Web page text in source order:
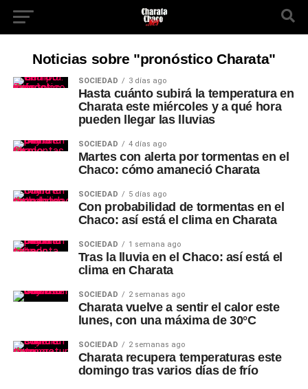
Noticias sobre "pronóstico Charata"
SOCIEDAD 3 días ago
Hasta cuánto subirá la temperatura en
Charata este miércoles y a qué hora
pueden llegar las lluvias
SOCIEDAD 4 días ago
Martes con alerta por tormentas en el
Chaco: cómo amaneció Charata
SOCIEDAD 5 días ago
Con probabilidad de tormentas en el
Chaco: así está el clima en Charata
SOCIEDAD 1 semana ago
Tras la lluvia en el Chaco: así está el
clima en Charata
SOCIEDAD 2 semanas ago
Charata vuelve a sentir el calor este
lunes, con una máxima de 30°C
SOCIEDAD 2 semanas ago
Charata recupera temperaturas este
domingo tras varios días de frío